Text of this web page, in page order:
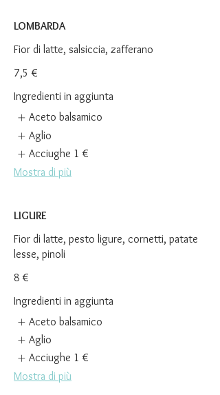
LOMBARDA
Fior di latte, salsiccia, zafferano
7,5 €
Ingredienti in aggiunta
Aceto balsamico
Aglio
Acciughe 1 €
Mostra di più
LIGURE
Fior di latte, pesto ligure, cornetti, patate
lesse, pinoli
8 €
Ingredienti in aggiunta
Aceto balsamico
Aglio
Acciughe 1 €
Mostra di più